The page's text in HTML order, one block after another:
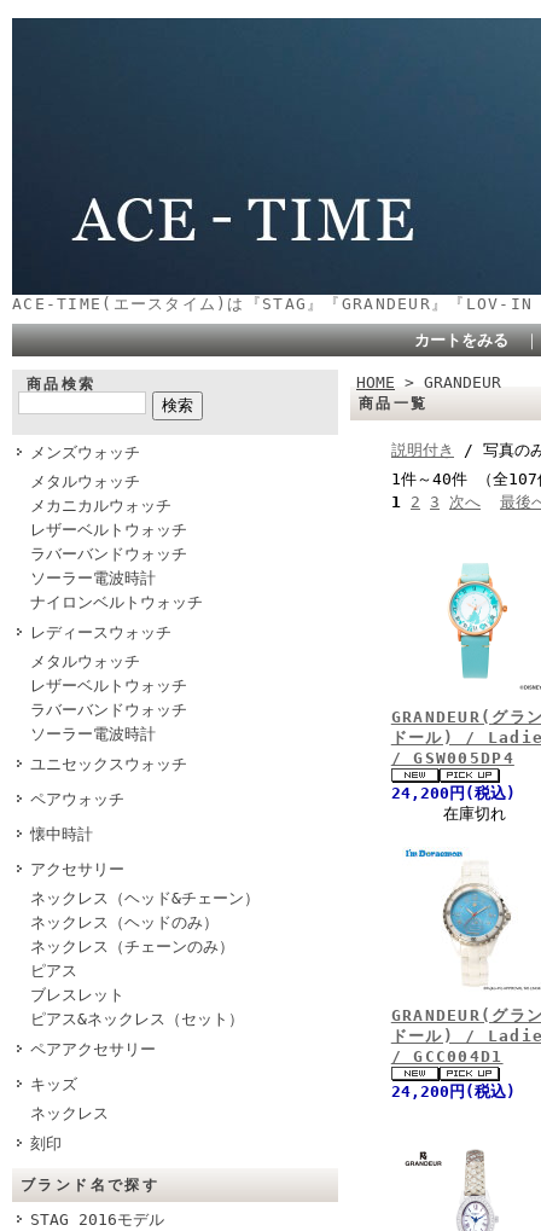
ACE-TIME(エースタイム)は『STAG』『GRANDEUR』『
カートをみる
商品検索
メンズウォッチ
メタルウォッチ
メカニカルウォッチ
レザーベルトウォッチ
ラバーバンドウォッチ
ソーラー電波時計
ナイロンベルトウォッチ
レディースウォッチ
メタルウォッチ
レザーベルトウォッチ
ラバーバンドウォッチ
ソーラー電波時計
ユニセックスウォッチ
ペアウォッチ
懐中時計
アクセサリー
ネックレス（ヘッド&チェーン）
ネックレス（ヘッドのみ）
ネックレス（チェーンのみ）
ピアス
ブレスレット
ピアス&ネックレス（セット）
ペアアクセサリー
キッズ
ネックレス
刻印
ブランド名で探す
STAG 2016モデル
HOME > GRANDEUR
商品一覧
説明付き
/ 写真の
1件～40件 （全
1 2 3 次へ 最後
GRANDEUR(グラ
ドール) /
/ GSW005DP4
24,200円(税込)
在庫切れ
GRANDEUR(グラ
ドール) /
/ GCC004D1
24,200円(税込)